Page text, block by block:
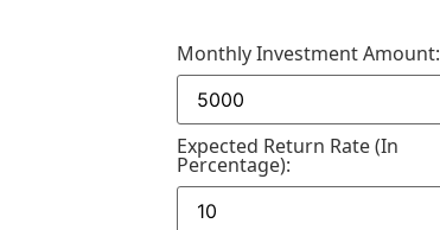
Monthly Investment Amount:
Expected Return Rate (in
Percentage):